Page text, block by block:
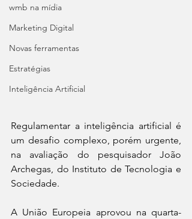
wmb na mídia
Marketing Digital
Novas ferramentas
Estratégias
Inteligência Artificial
Regulamentar a inteligência artificial é
um desafio complexo, porém urgente,
na avaliação do pesquisador João
Archegas, do Instituto de Tecnologia e
Sociedade.
A União Europeia aprovou na quarta-